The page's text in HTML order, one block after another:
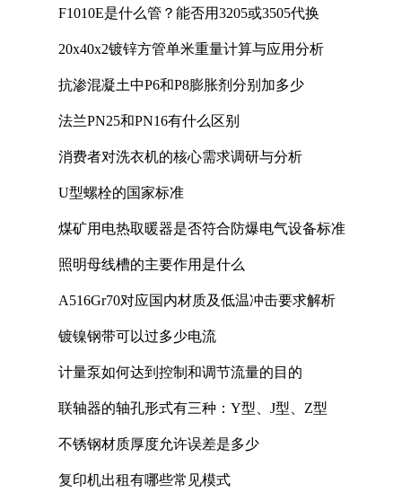
F1010E是什么管？能否用3205或3505代换
20x40x2镀锌方管单米重量计算与应用分析
抗渗混凝土中P6和P8膨胀剂分别加多少
法兰PN25和PN16有什么区别
消费者对洗衣机的核心需求调研与分析
U型螺栓的国家标准
煤矿用电热取暖器是否符合防爆电气设备标准
照明母线槽的主要作用是什么
A516Gr70对应国内材质及低温冲击要求解析
镀镍钢带可以过多少电流
计量泵如何达到控制和调节流量的目的
联轴器的轴孔形式有三种：Y型、J型、Z型
不锈钢材质厚度允许误差是多少
复印机出租有哪些常见模式